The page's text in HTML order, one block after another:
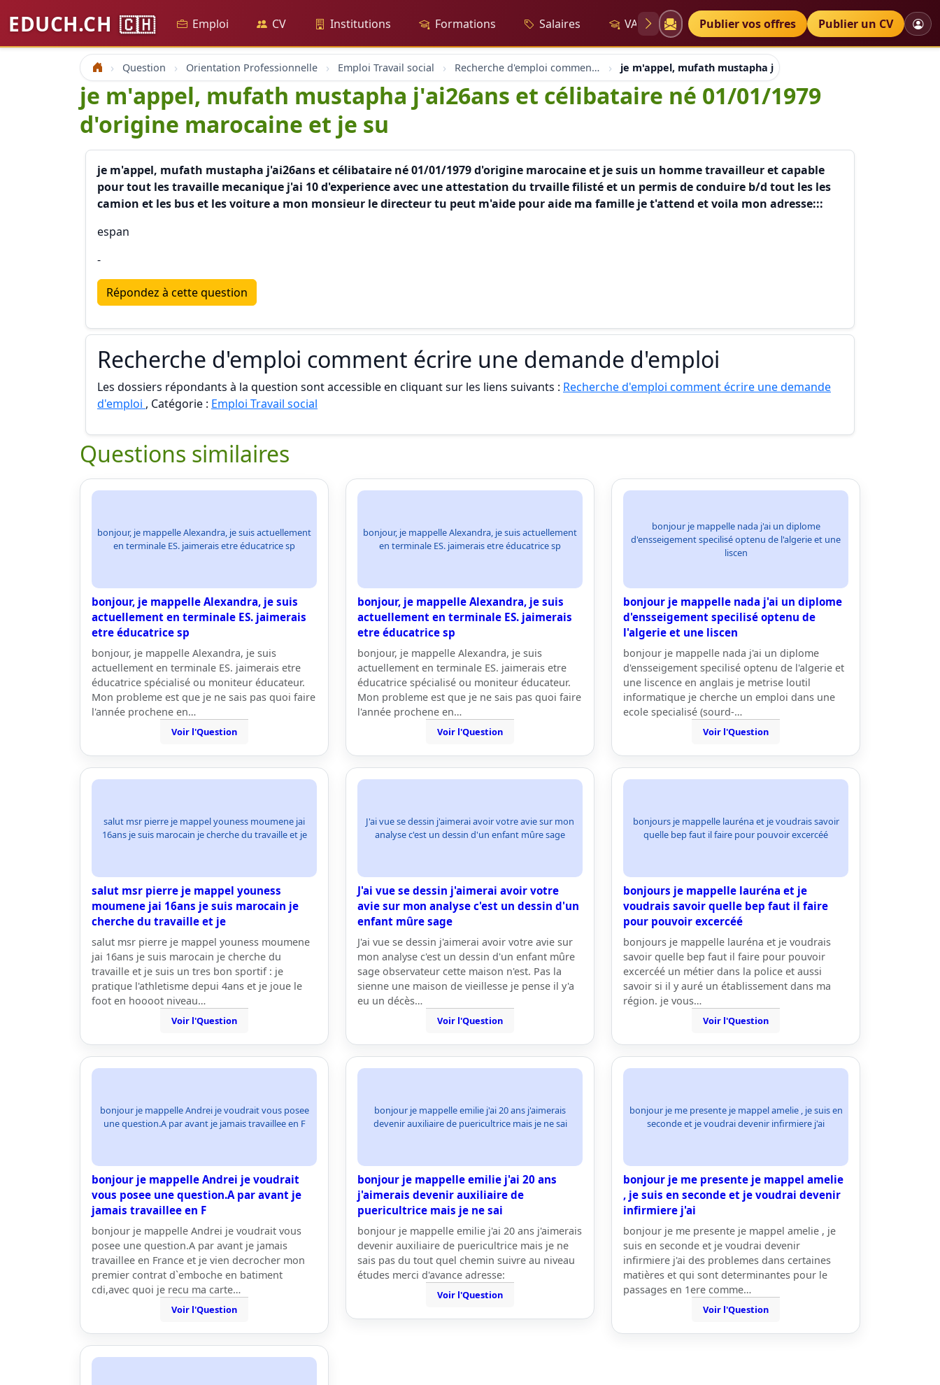
EDUCH.CH 🇨🇭 Emploi CV Institutions Formations Salaires VAE Diplômes Petites annonces
Publier vos offres Publier un CV
Accueil Question Orientation Professionnelle Emploi Travail social Recherche d'emploi comment écrire une demande d'emploi je m'appel, mufath mustapha j'ai26ans et célibataire né 01/01/
je m'appel, mufath mustapha j'ai26ans et célibataire né 01/01/1979
d'origine marocaine et je su
je m'appel, mufath mustapha j'ai26ans et célibataire né 01/01/1979 d'origine marocaine et je suis un homme travailleur et capable
pour tout les travaille mecanique j'ai 10 d'experience avec une attestation du trvaille filisté et un permis de conduire b/d tout les les
camion et les bus et les voiture a mon monsieur le directeur tu peut m'aide pour aide ma famille je t'attend et voila mon adresse:::
espan
-
Répondez à cette question
Recherche d'emploi comment écrire une demande d'emploi
Les dossiers répondants à la question sont accessible en cliquant sur les liens suivants : Recherche d'emploi comment écrire une demande
d'emploi , Catégorie : Emploi Travail social
Questions similaires
bonjour, je mappelle Alexandra, je suis actuellement
en terminale ES. jaimerais etre éducatrice sp
bonjour, je mappelle Alexandra, je suis
actuellement en terminale ES. jaimerais
etre éducatrice sp
bonjour, je mappelle Alexandra, je suis
actuellement en terminale ES. jaimerais etre
éducatrice spécialisé ou moniteur éducateur.
Mon probleme est que je ne sais pas quoi faire
l'année prochene en…
Voir l'Question
bonjour, je mappelle Alexandra, je suis actuellement
en terminale ES. jaimerais etre éducatrice sp
bonjour, je mappelle Alexandra, je suis
actuellement en terminale ES. jaimerais
etre éducatrice sp
bonjour, je mappelle Alexandra, je suis
actuellement en terminale ES. jaimerais etre
éducatrice spécialisé ou moniteur éducateur.
Mon probleme est que je ne sais pas quoi faire
l'année prochene en…
Voir l'Question
bonjour je mappelle nada j'ai un diplome
d'ensseigement specilisé optenu de l'algerie et une
liscen
bonjour je mappelle nada j'ai un diplome
d'ensseigement specilisé optenu de
l'algerie et une liscen
bonjour je mappelle nada j'ai un diplome
d'ensseigement specilisé optenu de l'algerie et
une liscence en anglais je metrise loutil
informatique je cherche un emploi dans une
ecole specialisé (sourd-…
Voir l'Question
salut msr pierre je mappel youness moumene jai
16ans je suis marocain je cherche du travaille et je
salut msr pierre je mappel youness
moumene jai 16ans je suis marocain je
cherche du travaille et je
salut msr pierre je mappel youness moumene
jai 16ans je suis marocain je cherche du
travaille et je suis un tres bon sportif : je
pratique l'athletisme depui 4ans et je joue le
foot en hoooot niveau…
Voir l'Question
J'ai vue se dessin j'aimerai avoir votre avie sur mon
analyse c'est un dessin d'un enfant mûre sage
J'ai vue se dessin j'aimerai avoir votre
avie sur mon analyse c'est un dessin d'un
enfant mûre sage
J'ai vue se dessin j'aimerai avoir votre avie sur
mon analyse c'est un dessin d'un enfant mûre
sage observateur cette maison n'est. Pas la
sienne une maison de vieillesse je pense il y'a
eu un décès…
Voir l'Question
bonjours je mappelle lauréna et je voudrais savoir
quelle bep faut il faire pour pouvoir excercéé
bonjours je mappelle lauréna et je
voudrais savoir quelle bep faut il faire
pour pouvoir excercéé
bonjours je mappelle lauréna et je voudrais
savoir quelle bep faut il faire pour pouvoir
excercéé un métier dans la police et aussi
savoir si il y auré un établissement dans ma
région. je vous…
Voir l'Question
bonjour je mappelle Andrei je voudrait vous posee
une question.A par avant je jamais travaillee en F
bonjour je mappelle Andrei je voudrait
vous posee une question.A par avant je
jamais travaillee en F
bonjour je mappelle Andrei je voudrait vous
posee une question.A par avant je jamais
travaillee en France et je vien decrocher mon
premier contrat d`emboche en batiment
cdi,avec quoi je recu ma carte…
Voir l'Question
bonjour je mappelle emilie j'ai 20 ans j'aimerais
devenir auxiliaire de puericultrice mais je ne sai
bonjour je mappelle emilie j'ai 20 ans
j'aimerais devenir auxiliaire de
puericultrice mais je ne sai
bonjour je mappelle emilie j'ai 20 ans j'aimerais
devenir auxiliaire de puericultrice mais je ne
sais pas du tout quel chemin suivre au niveau
études merci d'avance adresse:
Voir l'Question
bonjour je me presente je mappel amelie , je suis en
seconde et je voudrai devenir infirmiere j'ai
bonjour je me presente je mappel amelie
, je suis en seconde et je voudrai devenir
infirmiere j'ai
bonjour je me presente je mappel amelie , je
suis en seconde et je voudrai devenir
infirmiere j'ai des problemes dans certaines
matières et qui sont determinantes pour le
passages en 1ere comme…
Voir l'Question